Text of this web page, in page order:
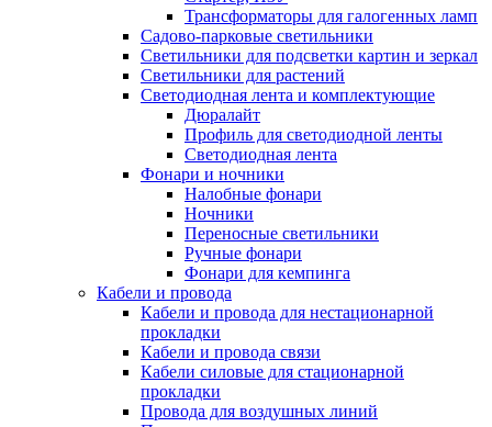
Трансформаторы для галогенных ламп
Садово-парковые светильники
Светильники для подсветки картин и зеркал
Светильники для растений
Светодиодная лента и комплектующие
Дюралайт
Профиль для светодиодной ленты
Светодиодная лента
Фонари и ночники
Налобные фонари
Ночники
Переносные светильники
Ручные фонари
Фонари для кемпинга
Кабели и провода
Кабели и провода для нестационарной
прокладки
Кабели и провода связи
Кабели силовые для стационарной
прокладки
Провода для воздушных линий